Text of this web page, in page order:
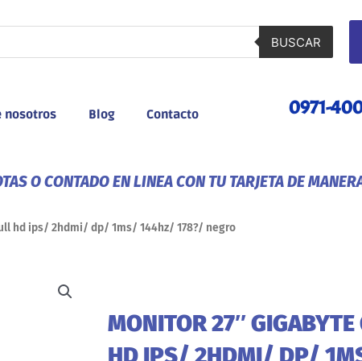
BUSCAR
nosotros Blog Contacto 0971-
O CONTADO EN LINEA CON TU TARJETA DE
hd ips/ 2hdmi/ dp/ 1ms/ 144hz/ 178?/ negro
MONITOR 27″ GIGABYTE